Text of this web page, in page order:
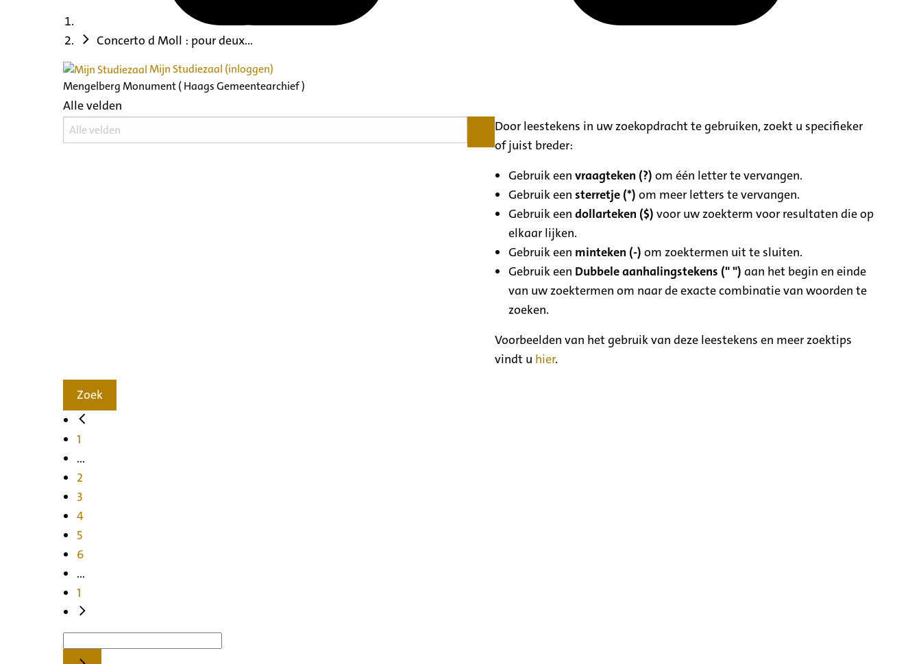
Concerto d Moll : pour deux...
Mijn Studiezaal (inloggen)
Mengelberg Monument ( Haags Gemeentearchief )
Alle velden
Door leestekens in uw zoekopdracht te gebruiken, zoekt u specifieker
of juist breder:
Gebruik eenvraagteken (?) om één letter te vervangen.
Gebruik eensterretje (*) om meer letters te vervangen.
Gebruik eendollarteken ($) voor uw zoekterm voor resultaten die op
elkaar lijken.
Gebruik een minteken (-) om zoektermen uit te sluiten.
Gebruik een Dubbele aanhalingstekens (" ") aan het begin en einde
van uw zoektermen om naar de exacte combinatie van woorden te
zoeken.
Voorbeelden van het gebruik van deze leestekens en meer zoektips
vindt u hier.
Zoek
1
...
2
3
4
5
6
...
1